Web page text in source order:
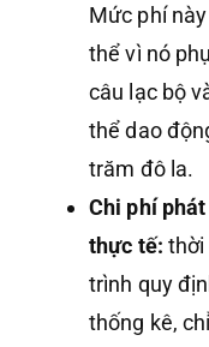
Mức phí
thể vì nó
câu lạc bộ
thể dao
trăm đô la.
Chi phí
thực tế: thời
trình quy
thống kê,